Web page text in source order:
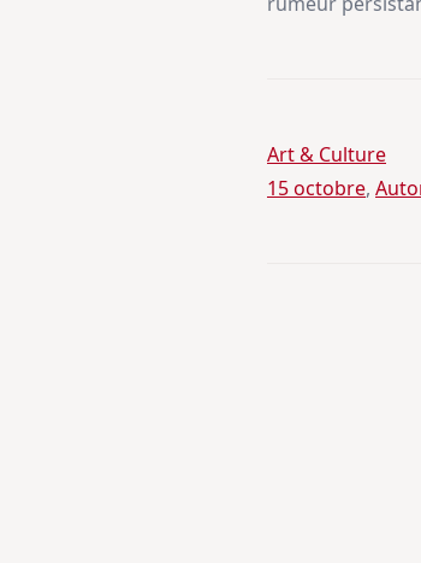
Art & Culture
15 octobre,